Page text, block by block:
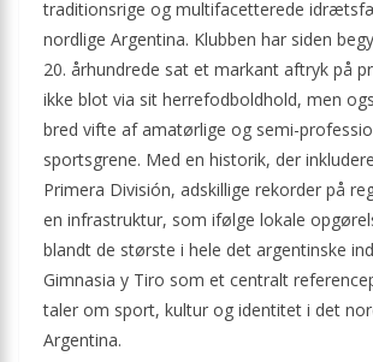
traditionsrige og multifacetterede
nordlige Argentina. Klubben har siden
20. århundrede sat et markant aftryk på
ikke blot via sit herre­fodboldhold, men
bred vifte af amatørlige og semi-
sportsgrene. Med en historik, der
Primera División, adskillige rekorder på
en infrastruktur, som ifølge lokale
blandt de største i hele det argentinske
Gimnasia y Tiro som et centralt
taler om sport, kultur og identitet i det
Argentina.